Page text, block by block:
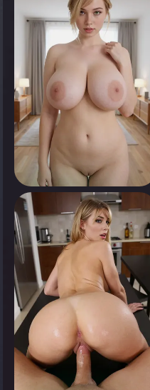
Appuyez pour voir
0
Appuyez pour voir